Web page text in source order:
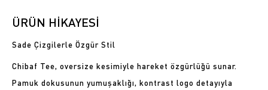
ÜRÜN HİKAYESİ
Sade Çizgilerle Özgür Stil
Chibaf Tee, oversize kesimiyle hareket özgürlüğü sunar.
Pamuk dokusunun yumuşaklığı, kontrast logo detayıyla